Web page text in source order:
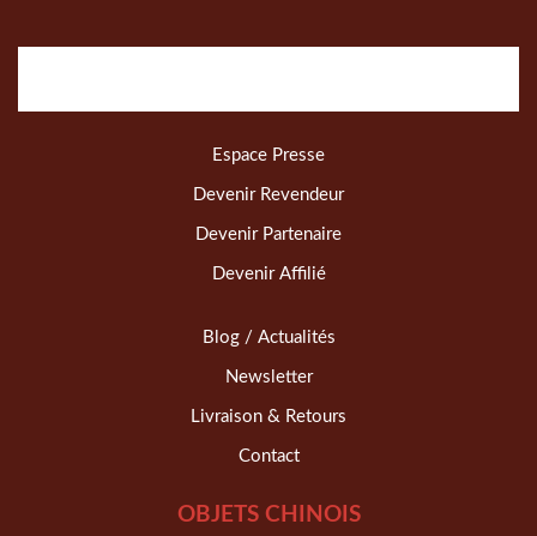
Espace Presse
Devenir Revendeur
Devenir Partenaire
Devenir Affilié
Blog / Actualités
Newsletter
Livraison & Retours
Contact
OBJETS CHINOIS